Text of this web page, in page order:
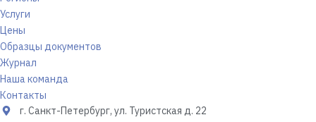
Услуги
Цены
Образцы документов
Журнал
Наша команда
Контакты
г. Санкт-Петербург, ул. Туристская д. 22